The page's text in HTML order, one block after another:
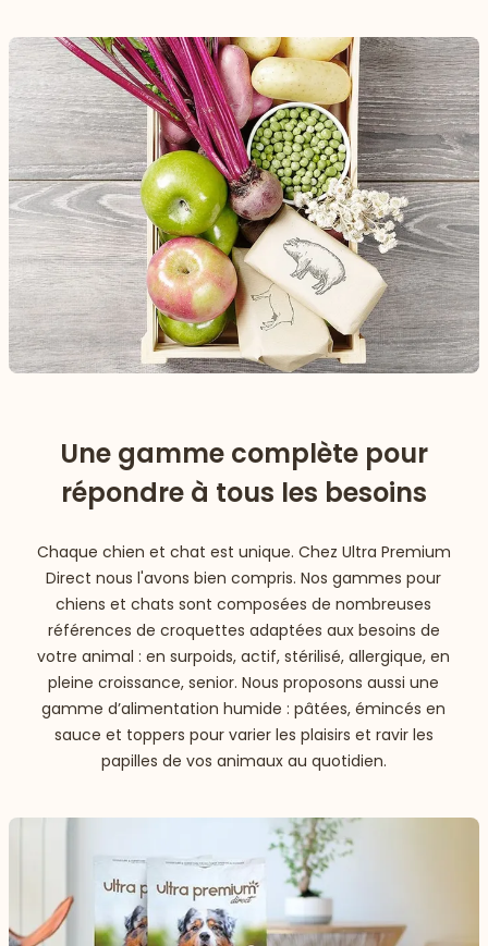
Une gamme complète pour
répondre à tous les besoins
Chaque chien et chat est unique. Chez Ultra Premium
Direct nous l'avons bien compris. Nos gammes pour
chiens et chats sont composées de nombreuses
références de croquettes adaptées aux besoins de
votre animal : en surpoids, actif, stérilisé, allergique, en
pleine croissance, senior. Nous proposons aussi une
gamme d’alimentation humide : pâtées, émincés en
sauce et toppers pour varier les plaisirs et ravir les
papilles de vos animaux au quotidien.